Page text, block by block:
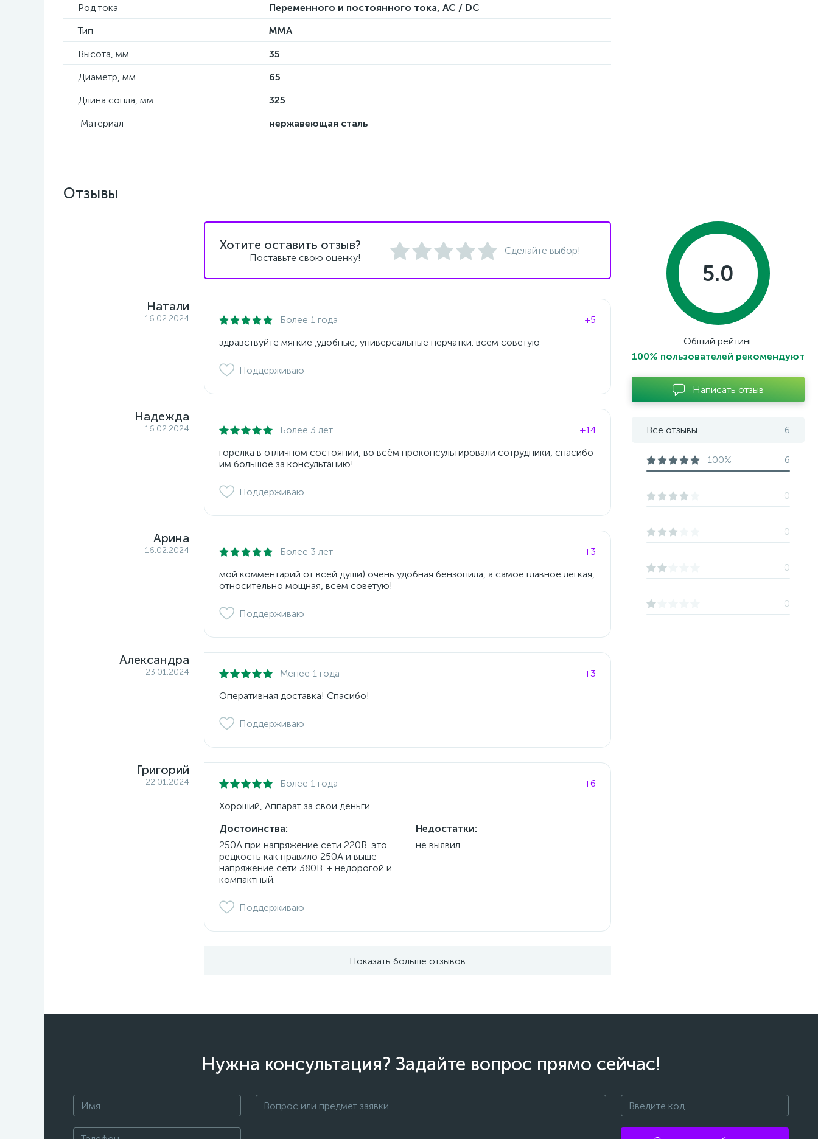
Род тока
Переменного и постоянного тока, AC / DC
Тип
ММА
Высота, мм
35
Диаметр, мм.
65
Длина сопла, мм
325
Материал
нержавеющая сталь
Отзывы
Хотите оставить отзыв?
Поставьте свою оценку!
Сделайте выбор!
Натали
16.02.2024 Более 1 года
+5
здравствуйте мягкие ,удобные, универсальные перчатки. всем советую
Поддерживаю
Надежда
16.02.2024 Более 3 лет
+14
горелка в отличном состоянии, во всём проконсультировали сотрудники, спасибо
им большое за консультацию!
Поддерживаю
Арина
16.02.2024 Более 3 лет
+3
мой комментарий от всей души) очень удобная бензопила, а самое главное лёгкая,
относительно мощная, всем советую!
Поддерживаю
Александра
23.01.2024 Менее 1 года
+3
Оперативная доставка! Спасибо!
Поддерживаю
Григорий
22.01.2024 Более 1 года
+6
Хороший, Аппарат за свои деньги.
Достоинства:
250А при напряжение сети 220В. это
редкость как правило 250А и выше
напряжение сети 380В. + недорогой и
компактный.
Недостатки:
не выявил.
Поддерживаю
Показать больше отзывов
5.0
Общий рейтинг
100% пользователей рекомендуют
Написать отзыв
Все отзывы 6
100% 6
0
0
0
0
Нужна консультация? Задайте вопрос прямо сейчас!